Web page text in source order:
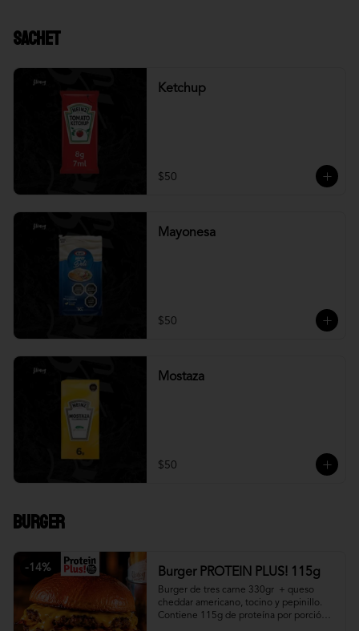
Sachet
Ketchup
$50
Mayonesa
$50
Mostaza
$50
Burger
-14% Burger PROTEIN PLUS! 115g
Burger de tres carne 330gr  + queso
cheddar americano, tocino y pepinillo.
Contiene 115g de proteína por porción.